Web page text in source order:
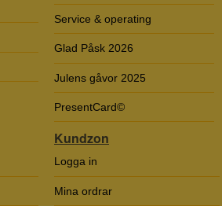
Service & operating
Glad Påsk 2026
Julens gåvor 2025
PresentCard©
Kundzon
Logga in
Mina ordrar